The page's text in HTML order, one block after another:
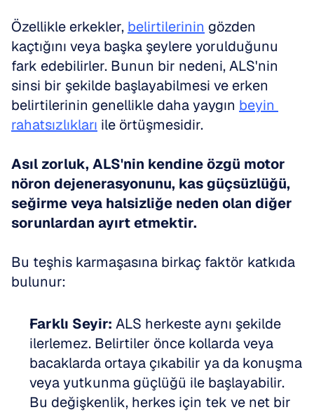
Özellikle erkekler, belirtilerinin gözden
kaçtığını veya başka şeylere yorulduğunu
fark edebilirler. Bunun bir nedeni, ALS'nin
sinsi bir şekilde başlayabilmesi ve erken
belirtilerinin genellikle daha yaygın beyin
rahatsızlıkları ile örtüşmesidir.
Asıl zorluk, ALS'nin kendine özgü motor
nöron dejenerasyonunu, kas güçsüzlüğü,
seğirme veya halsizliğe neden olan diğer
sorunlardan ayırt etmektir.
Bu teşhis karmaşasına birkaç faktör katkıda
bulunur:
Farklı Seyir: ALS herkeste aynı şekilde
ilerlemez. Belirtiler önce kollarda veya
bacaklarda ortaya çıkabilir ya da konuşma
veya yutkunma güçlüğü ile başlayabilir.
Bu değişkenlik, herkes için tek ve net bir